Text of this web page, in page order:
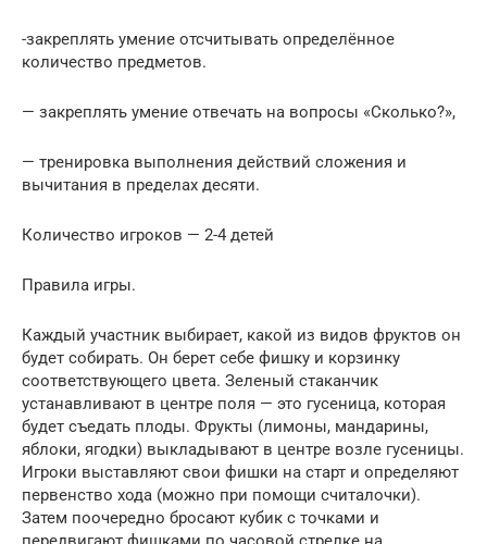
-закреплять умение отсчитывать определённое
количество предметов.
— закреплять умение отвечать на вопросы «Сколько?»,
— тренировка выполнения действий сложения и
вычитания в пределах десяти.
Количество игроков — 2-4 детей
Правила игры.
Каждый участник выбирает, какой из видов фруктов он
будет собирать. Он берет себе фишку и корзинку
соответствующего цвета. Зеленый стаканчик
устанавливают в центре поля — это гусеница, которая
будет съедать плоды. Фрукты (лимоны, мандарины,
яблоки, ягодки) выкладывают в центре возле гусеницы.
Игроки выставляют свои фишки на старт и определяют
первенство хода (можно при помощи считалочки).
Затем поочередно бросают кубик с точками и